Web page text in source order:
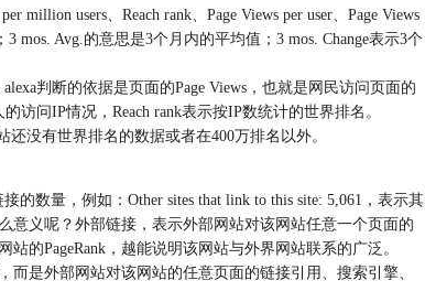
million users、Reach rank、Page Views per user、Page Views
mos. Avg.的意思是3个月内的平均值；3 mos. Change表示3个
判断的依据是页面的Page Views，也就是网民访问页面的
访问IP情况，Reach rank表示按IP数统计的世界排名。
没有世界排名的数据或者在400万排名以外。
数量，例如：Other sites that link to this site: 5,061，表示其
意义呢？外部链接，表示外部网站对该网站任意一个页面的
的PageRank，越能说明该网站与外界网站联系的广泛。
是外部网站对该网站的任意页面的链接引用、搜索引擎、